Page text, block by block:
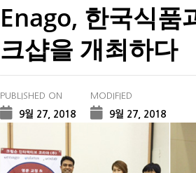
Enago, 한국식품
크샵을 개최하다
PUBLISHED ON
9월 27, 2018
MODIFIED
9월 27, 2018